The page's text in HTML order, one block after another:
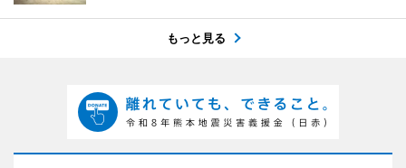
もっと見る